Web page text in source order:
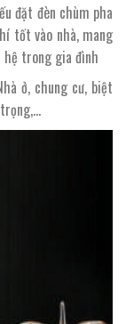
đặt đèn chùm pha
tốt vào nhà, mang
trong gia đình
ở, chung cư, biệt